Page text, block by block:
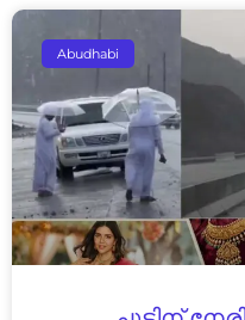
Abudhabi